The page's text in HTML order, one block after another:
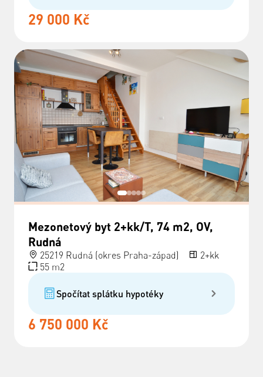
29 000 Kč
Mezonetový byt 2+kk/T, 74 m2, OV,
Rudná
25219 Rudná (okres Praha-západ)
2+kk
55 m2
Spočítat splátku hypotéky
6 750 000 Kč